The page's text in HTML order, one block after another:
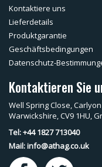
Kontaktiere uns
Lieferdetails
Produktgarantie
Geschäftsbedingungen
Datenschutz-
Kontaktieren Sie
Well Spring Close,
Warwickshire, CV9 1HU,
Tel: +44 1827 713040
Mail:info@athag.co.uk